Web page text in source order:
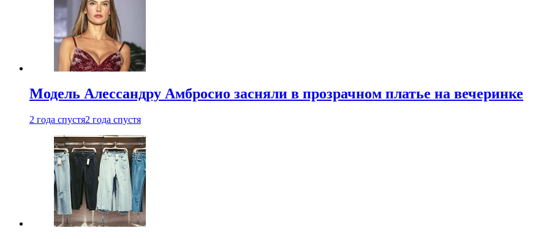
Модель Алессандру Амбросио засняли в прозрачном платье на вечеринке
2 года спустя2 года спустя